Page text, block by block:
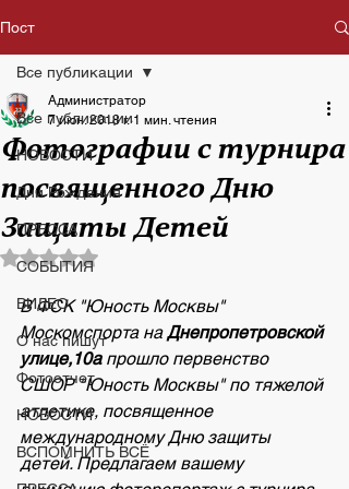
Пост
Все публикации
НОВОСТИ
Дни Рождения
ПРЕССА
СОБЫТИЯ
ВИДЕО
О нас пишут
Фотоотчет
НОВОСТИ
ВСПОМНИТЬ ВСЁ
Все публикации
Фотографии с турнира
посвященного Дню
Защиты Детей
Администратор
7 июн. 2018 г. 1 мин. чтения
Оценка: не число из 5 звезд.
В ФСК "Юность Москвы"
Москомспорта на Днепропетровской
улице,10а прошло первенство
СШОР "Юность Москвы" по тяжелой
атлетике, посвященное
международному Дню защиты
детей. Предлагаем вашему